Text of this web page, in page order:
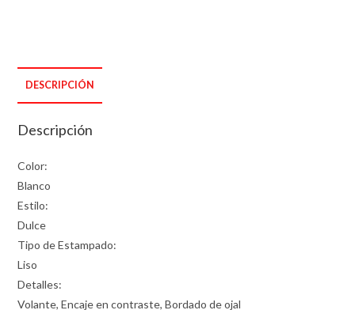
DESCRIPCIÓN
Descripción
Color:
Blanco
Estilo:
Dulce
Tipo de Estampado:
Liso
Detalles:
Volante, Encaje en contraste, Bordado de ojal